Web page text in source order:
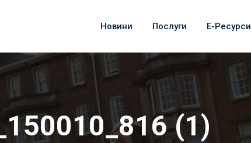
Новини Послуги Е-Ресурси
(1)